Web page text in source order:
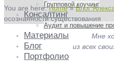
Групповой коучинг
Консалтинг
Аудит и повышение
Материалы
Блог
Портфолио
You are here:Home » Блог
осознанности существования
Мне
из всех